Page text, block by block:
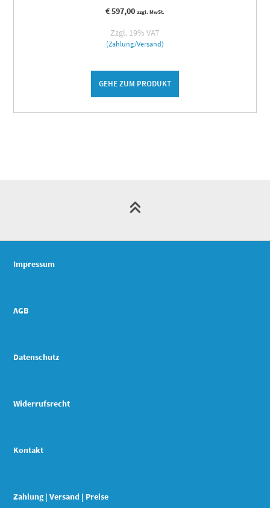
€597,00 zzgl. MwSt.
Zzgl. 19% VAT
(Zahlung/Versand)
GEHE ZUM PRODUKT
Impressum
AGB
Datenschutz
Widerrufsrecht
Kontakt
Zahlung | Versand | Preise